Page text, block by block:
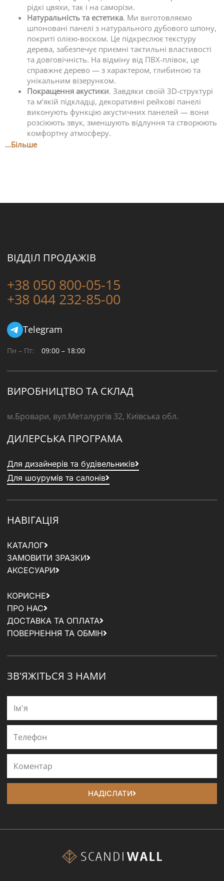
рідкі цвяхи, так і на саморізи.
Натуральність та естетика. Ми виготовляємо
шпоновані панелі з натурального дубового шпону,
покриті олією-воском. Це підкреслює текстуру
дерева, забезпечує приємні тактильні властивості
та довговічність. На відміну від ПВХ-плівок, це
справжнє дерево — з характером, глибиною та
унікальним візерунком.
Покращення акустики. Завдяки своїй 3D-структурі
та м’якій підкладці, декоративні рейкові панелі
виконують функцію акустичних панелей — вони
розсіюють звук, зменшують відлуння та створюють
комфортну атмосферу.
...Більше
ВІДДІЛ ПРОДАЖІВ
+38 050 800-05-15
+38 044 232-85-00
Telegram
Пн – Пт: 09:00 – 18:00
ВИРОБНИЦТВО ТА СКЛАД
м.Бровари, вул.Металургів 32, Київська обл.
ДИЛЕРСЬКА ПРОГРАМА
Для дизайнерів та будівельників
Для шоурумів та салонів
НАВІГАЦІЯ
КАТАЛОГ
ЗАМОВИТИ ЗРАЗКИ
АКСЕСУАРИ
КОРИСНЕ
ПРО НАС
ДОСТАВКА ТА ОПЛАТА
ПОВЕРНЕННЯ ТА ОБМІН
ЗВ'ЯЖІТЬСЯ З НАМИ
НАДІСЛАТИ